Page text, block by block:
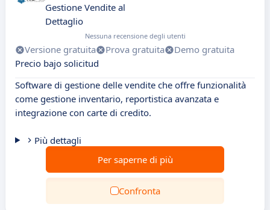
Gestione Vendite al
Dettaglio
Nessuna recensione degli utenti
Versione gratuita Prova gratuita
Demo gratuita
Precio bajo solicitud
Software di gestione delle vendite che offre funzionalità
come gestione inventario, reportistica avanzata e
integrazione con carte di credito.
Più dettagli
Per saperne di più
Confronta